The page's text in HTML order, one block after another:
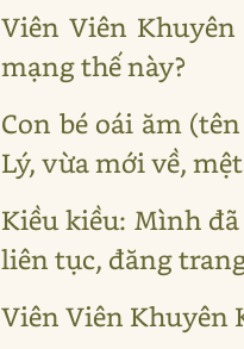
Viên Viên
mạng thế này?
Con bé oái ăm
Lý, vừa mới về,
Kiều kiều: Mình
liên tục, đăng
Viên Viên Khuyên